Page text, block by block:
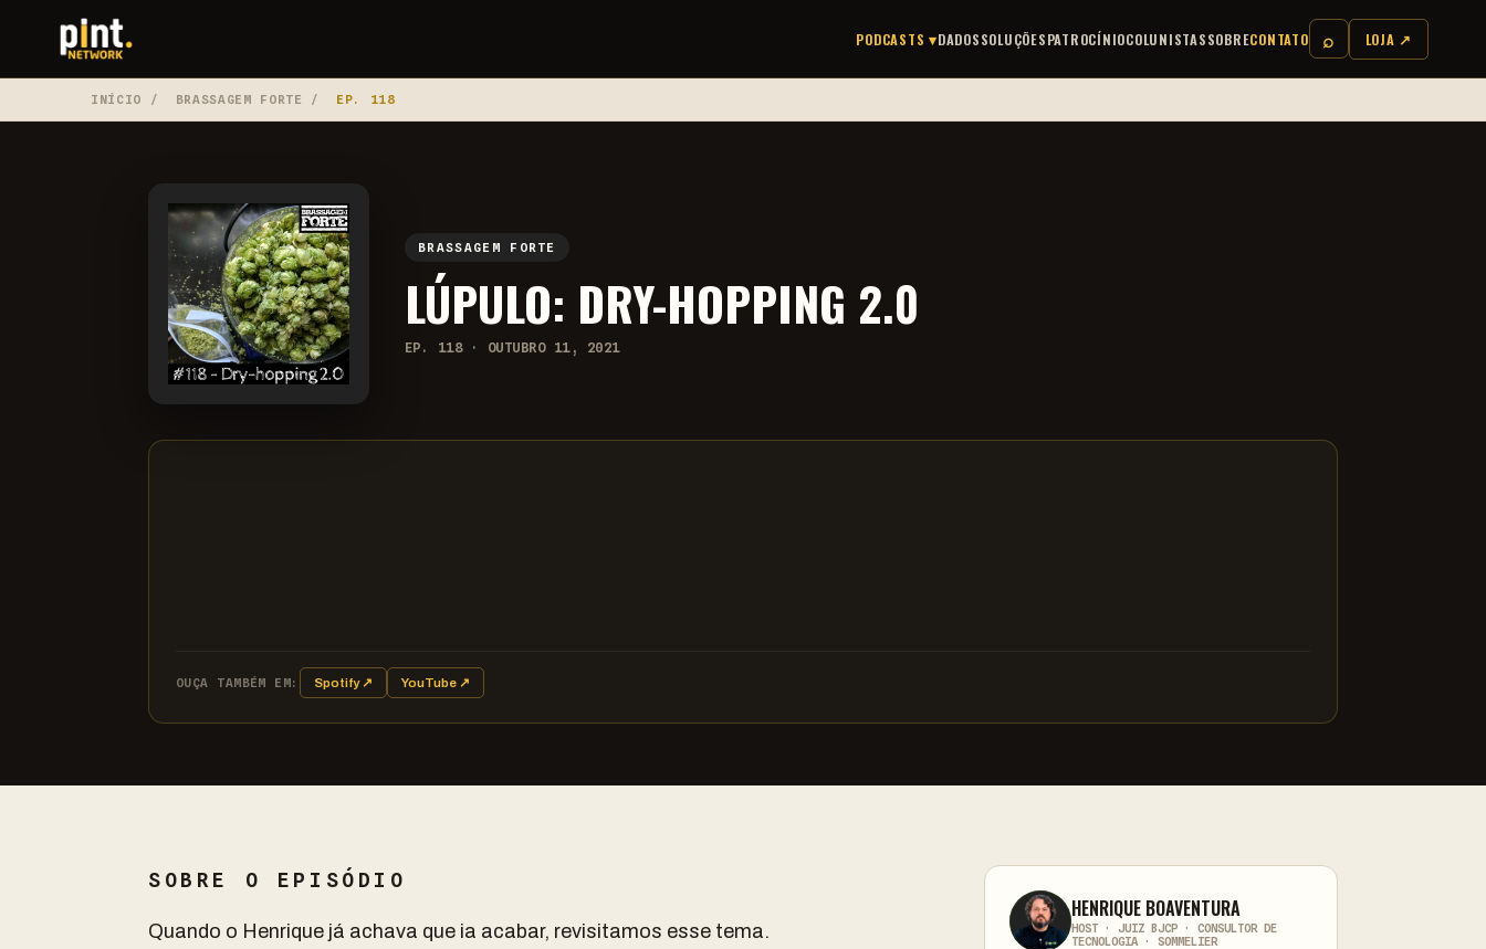
PODCASTS ▾DADOSSOLUÇÕESPATROCÍNIOCOLUNISTASSOBRECONTATO ⌕ LOJA ↗
INÍCIO / BRASSAGEM FORTE / EP. 118
BRASSAGEM FORTE
LÚPULO: DRY-HOPPING 2.0
EP. 118 · OUTUBRO 11, 2021
OUÇA TAMBÉM EM: Spotify ↗ YouTube ↗
SOBRE O EPISÓDIO
Quando o Henrique já achava que ia acabar, revisitamos esse tema.
HENRIQUE BOAVENTURA
HOST · JUIZ BJCP · CONSULTOR DE
TECNOLOGIA · SOMMELIER